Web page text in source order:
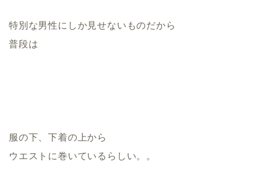
特別な男性にしか見せないものだから
普段は
服の下、下着の上から
ウエストに巻いているらしい。。